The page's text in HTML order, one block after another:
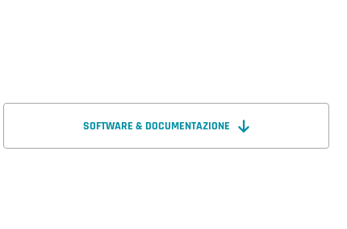
SOFTWARE & DOCUMENTAZIONE